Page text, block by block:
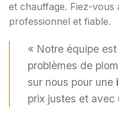
et chauffage. Fiez-
professionnel et fiable.
« Notre équipe
problèmes de
sur nous pour une
prix justes et avec